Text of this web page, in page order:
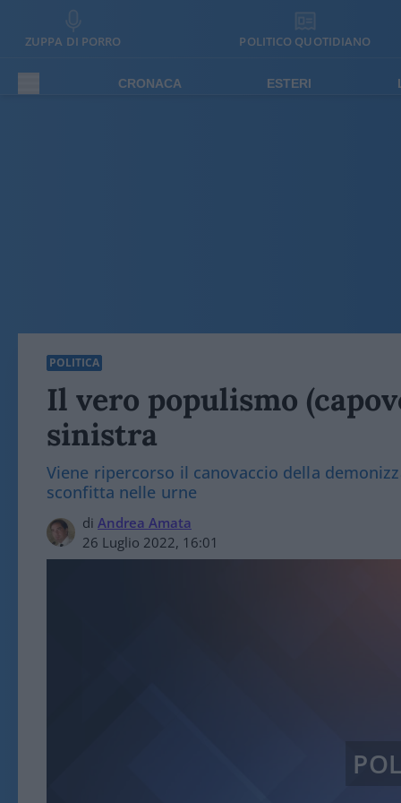
ZUPPA DI PORRO POLITICO QUOTIDIANO
CRONACA ESTERI
POLITICA
Il vero populismo
sinistra
Viene ripercorso il canovaccio della
sconfitta nelle urne
di Andrea Amata
26 Luglio 2022, 16:01